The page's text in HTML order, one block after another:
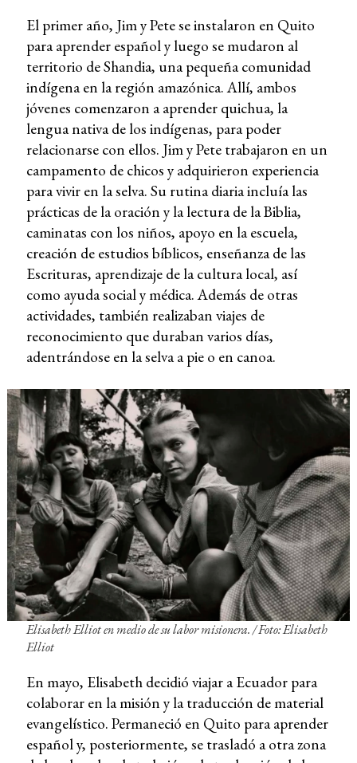
El primer año, Jim y Pete se instalaron en Quito
para aprender español y luego se mudaron al
territorio de Shandia, una pequeña comunidad
indígena en la región amazónica. Allí, ambos
jóvenes comenzaron a aprender quichua, la
lengua nativa de los indígenas, para poder
relacionarse con ellos. Jim y Pete trabajaron en un
campamento de chicos y adquirieron experiencia
para vivir en la selva. Su rutina diaria incluía las
prácticas de la oración y la lectura de la Biblia,
caminatas con los niños, apoyo en la escuela,
creación de estudios bíblicos, enseñanza de las
Escrituras, aprendizaje de la cultura local, así
como ayuda social y médica. Además de otras
actividades, también realizaban viajes de
reconocimiento que duraban varios días,
adentrándose en la selva a pie o en canoa.
Elisabeth Elliot en medio de su labor misionera. / Foto: Elisabeth
Elliot
En mayo, Elisabeth decidió viajar a Ecuador para
colaborar en la misión y la traducción de material
evangelístico. Permaneció en Quito para aprender
español y, posteriormente, se trasladó a otra zona